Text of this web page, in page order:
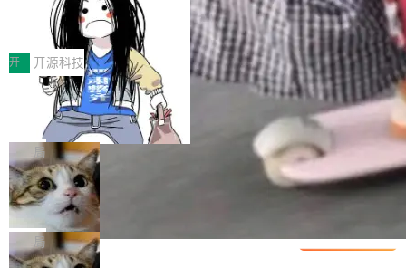
理两个方面，让用户的每一份算力都看得清、管
得住、用得稳、省得下、更安全！ 一、从现在开
始，Token使用一目...
作者）、Quoc Le（Google 大脑核心成员，Se
q2Seq 和 DocAI 的共同发明人）以及 Oriol Vin
yals（Gemini 联合负责人，AlphaSta...
耳科技研发的企业级终端编码智能体——一位全
中文驱动的数字员工，自主理解需求、规划步
骤、编写代码。不挑模型、不挑平台，curl 一行
装完即用。 开源地址：Gitee · GitCode · GitHu
b 安装 支持 Java 8+（8~26）、macOS / Linu
x / Windows / Harmony PC。 # macOS / Linu
x / Harmony PC curl -fsSL https://solon.noea
r.org/solon...
让“代码语义理解”深度释放AI Coding
价值潜能：华为云码道（CodeArts）
代码仓技术解析
一、代码仓深度理解技术的作用与价值 在软件工
程实践中，代码仓是企业核心知识资产的主要载
体。企业级代码仓库通常包含数十万乃至数百万
个文件，其规模远超单次模型调用可承载的上下
文窗口。随着项目规模的持续扩张与代码历史的
不断累积，代码仓中的模块关系、接口契约、业
务逻辑等关键信息往往分散于数十乃至数百个文
件之中，形成高度复杂的知识关联网络。传统的
代码检索手段（如关键词匹配、目录遍历）仅能
在语法层面完成文本定位，难以触及代码的语义
内涵与结构关联，导致开发者使用代码智能体在
开 开源科技
一条“删库”命令跑 17 小时，算法工程
师删光 89TB 数据只为干私活
最高人民检察院8月4日公布了一起案件：北京一
名90后算法工程师王某，为了给自己接的私活腾
服务器空间，删光了公司AI游戏部门的全部核心
数据。 王某2024年1月入职东城区某科技公司AI
短剧部门，有互联网大厂背景。在公司内部架构
调整期间，部门三次通知全员将数据从A集群迁
移到B集群，王某都回复了"收到"。 他没有迁移
局
Cloudflare 分享推理优化实践：KV ca
che 量化 + 权重压缩，吞吐量提升 4
1%，成本降 30%
Kimi 和 GLM 是当前最强的大模型系列之一，但
它们有一个共同的问题：太吃显存了。月之暗面
的 Kimi K 系列和智谱的 GLM 都是长上下文、M
局